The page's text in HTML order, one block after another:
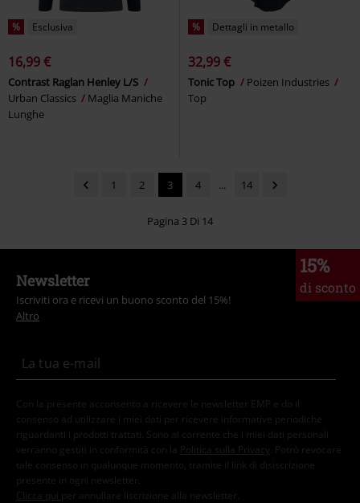
% Esclusiva
16,99 €
Contrast Raglan Henley L/S
Urban Classics
Maglia Maniche
Lunghe
% Dettagli in metallo
32,99 €
Tonic Top
Poizen Industries
Top
1 2 3 4 ... 14
Pagina 3 Di 14
15%
di sconto
Newsletter
Iscriviti ora e ricevi un buono sconto del 15%!
Altro
Con la presente acconsento a ricevere le newsletter EMP e do il
consenso ad utilizzare i miei dati per ricevere informative periodiche
riguardanti i prodotti trattati. Sono al corrente che i miei dati personali
verranno gestiti in conformità con la
Politica sulla Privacy
. Potrò revocare
tale consenso in qualunque momento, tramite il link di disiscrizione
presente in ogni newsletter.
Clicca qui per annullare liscrizione alla newsletter.